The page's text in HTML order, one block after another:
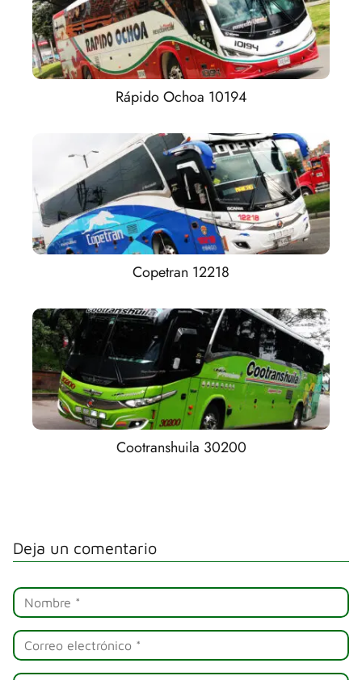
Rápido Ochoa 10194
Copetran 12218
Cootranshuila 30200
Deja un comentario